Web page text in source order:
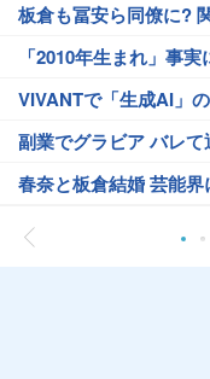
板倉も冨安ら同僚に?
「2010年生まれ」事
VIVANTで「生成AI」
副業でグラビア バレて
春奈と板倉結婚 芸能